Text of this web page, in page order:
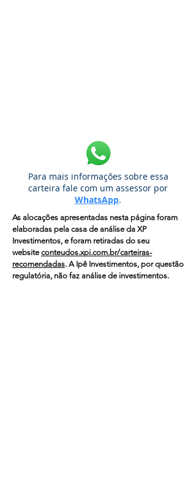
Para mais informações sobre essa
carteira fale com um assessor por
WhatsApp.
As alocações apresentadas nesta página foram
elaboradas pela casa de análise da XP
Investimentos, e foram retiradas do seu
website conteudos.xpi.com.br/carteiras-
recomendadas. A Ipê Investimentos, por questão
regulatória, não faz análise de investimentos.